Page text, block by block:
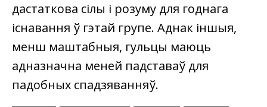
дастаткова сілы і розуму для годнага
існавання ў гэтай групе. Аднак іншыя,
менш маштабныя, гульцы маюць
адназначна меней падставаў для
падобных спадзяванняў.